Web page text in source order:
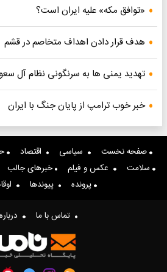
«توافق مکه» علیه ایران است؟
هدف قرار دادن اهداف متخاصم در قشم
تهدید یمنی ها به سرنگونی نظام آل
خبر خوب ترامپ از پایان جنگ با ایران
صفحه نخست سیاسی اقتصاد
سلامت
عکس و فیلم خبرهای جالب
پرونده
پیوندها
تماس با ما